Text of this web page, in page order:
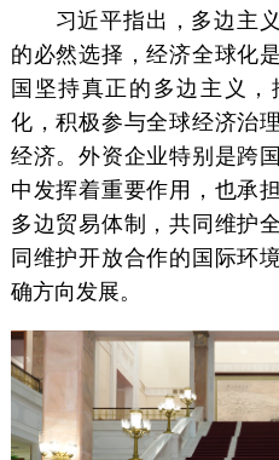
习近平指出，多边主义
的必然选择，经济全球化
国坚持真正的多边主义
化，积极参与全球经济治
经济。外资企业特别是跨
中发挥着重要作用，也承
多边贸易体制，共同维护
同维护开放合作的国际环
确方向发展。